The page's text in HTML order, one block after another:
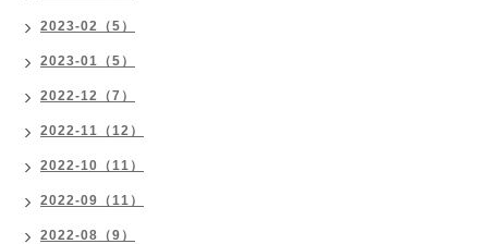
2023-02（5）
2023-01（5）
2022-12（7）
2022-11（12）
2022-10（11）
2022-09（11）
2022-08（9）